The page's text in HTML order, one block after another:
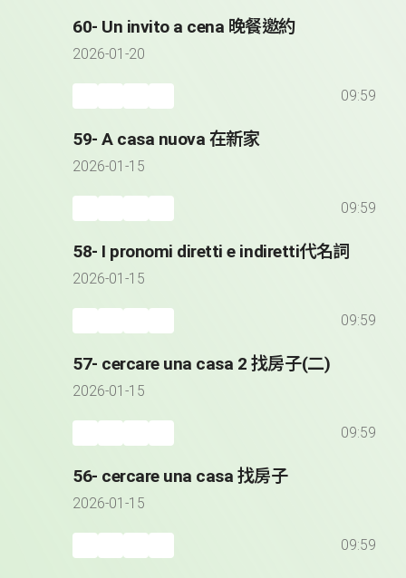
60- Un invito a cena 晚餐邀約
2026-01-20
09:59
59- A casa nuova 在新家
2026-01-15
09:59
58- I pronomi diretti e indiretti代名詞
2026-01-15
09:59
57- cercare una casa 2 找房子(二)
2026-01-15
09:59
56- cercare una casa 找房子
2026-01-15
09:59